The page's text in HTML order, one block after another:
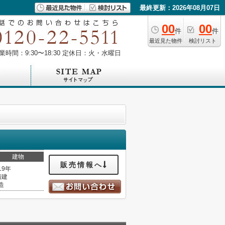
最終更新：2026年08月07日
00件
最近見た物件
00件
検討リスト
時間：9:30〜18:30 定休日：火・水曜日
建物
年
建
販売情報へ